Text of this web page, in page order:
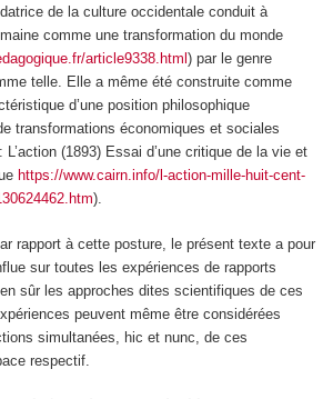
de la culture occidentale conduit à
comme une transformation du monde
article9338.html ) par le genre
telle. Elle a même été construite comme
d’une position philosophique
transformations économiques et sociales
(1893) Essai d’une critique de la vie et
https://www.cairn.info/l-action-mille-huit-cent-
).
rapport à cette posture, le présent texte a pour
sur toutes les expériences de rapports
sûr les approches dites scientifiques de ces
peuvent même être considérées
simultanées, hic et nunc, de ces
respectif.